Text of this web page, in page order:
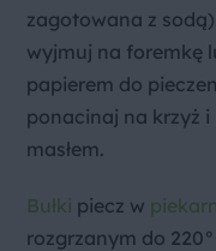
zagotowana z
wyjmuj na foremkę
papierem do
ponacinaj na krzyż
masłem.
Bułki piecz w
rozgrzanym do